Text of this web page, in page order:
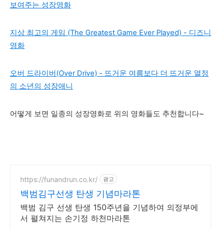
보여주는 성장영화
지상 최고의 게임 (The Greatest Game Ever Played) - 디즈니
영화
오버 드라이버(Over Drive) - 뜨거운 여름보다 더 뜨거운 열정
의 소년의 성장애니
어떻게 보면 일종의 성장영화로 위의 영화들도 추천합니다~
https://funandrun.co.kr/ 광고
백범김구선생 탄생 기념마라톤
백범 김구 선생 탄생 150주년을 기념하여 의정부에
서 펼쳐지는 손기정 하천마라톤